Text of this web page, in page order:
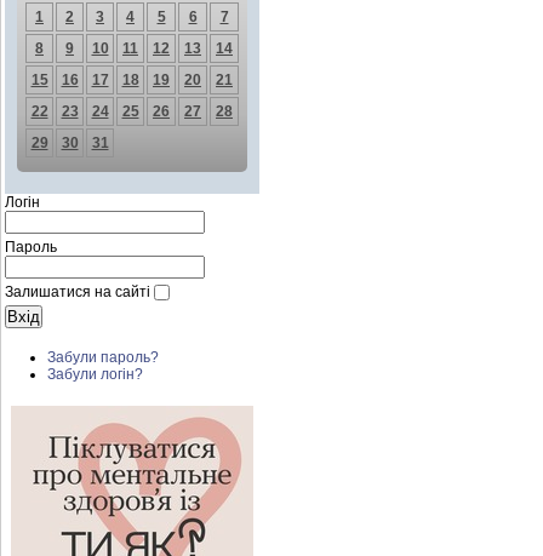
1
2 3 4 5 6
7
8
9 10 11 12 13
14
15
16 17 18 19 20
21
22
23 24 25 26 27
28
29
30 31
Логін
Пароль
Залишатися на сайті
Забули пароль?
Забули логін?